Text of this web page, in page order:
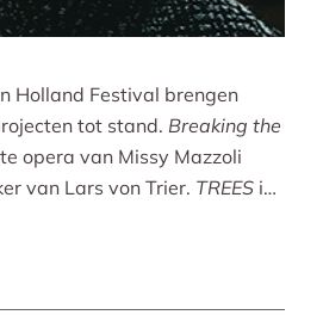
Holland Festival brengen
tot stand. Breaking the
opera van Missy Mazzoli
van Lars von Trier. TREES is
Shaw (Pulitzer Prize &